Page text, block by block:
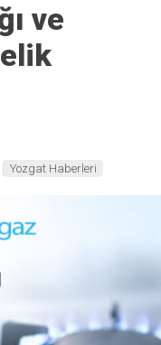
ve
Yozgat Haberleri